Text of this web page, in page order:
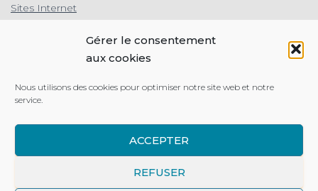
Gérer le consentement
aux cookies
Nous utilisons des cookies pour optimiser notre site web et notre
service.
ACCEPTER
REFUSER
Sites Internet
Protection des mineurs : le MEJ s’engage
MENTIONS LÉGALES PLAN DU SITE